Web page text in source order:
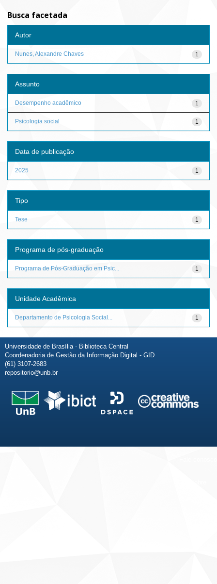
Busca facetada
Autor
1
Nunes, Alexandre Chaves
Assunto
1
Desempenho acadêmico
1
Psicologia social
Data de publicação
1
2025
Tipo
1
Tese
Programa de pós-graduação
1
Programa de Pós-Graduação em Psic...
Unidade Acadêmica
1
Departamento de Psicologia Social...
Universidade de Brasília - Biblioteca Central
Coordenadoria de Gestão da Informação Digital - GID
(61) 3107-2683
repositorio@unb.br